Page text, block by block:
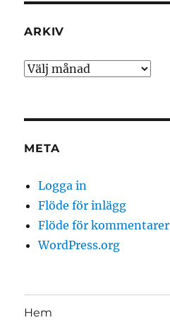
ARKIV
Arkiv
META
Logga in
Flöde för inlägg
Flöde för kommentarer
WordPress.org
Hem